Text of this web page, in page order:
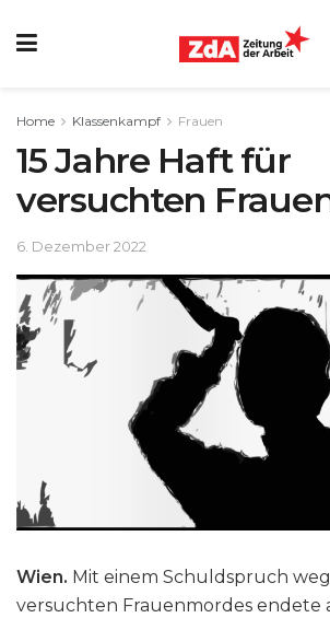
Home Klassenkampf Frauen
15 Jahre Haft für
versuchten
6. Dezember 2022
Wien. Mit einem Schuldspruch
versuchten Frauenmordes endete